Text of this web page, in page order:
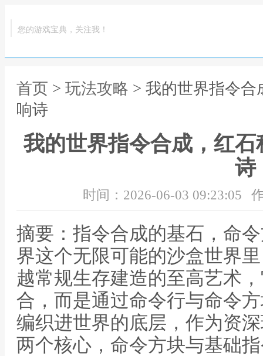
您的游戏宝典，关注我！
首页 > 玩法攻略 > 我的世界指令
响诗
我的世界指令合成，红
诗
时间：2026-06-03 09:23:05
摘要：指令合成的基石，命
界这个无限可能的沙盒世界
越常规生存建造的至高艺术
合，而是通过命令行与命令
编织进世界的底层，作为资
两个核心，命令方块与基础